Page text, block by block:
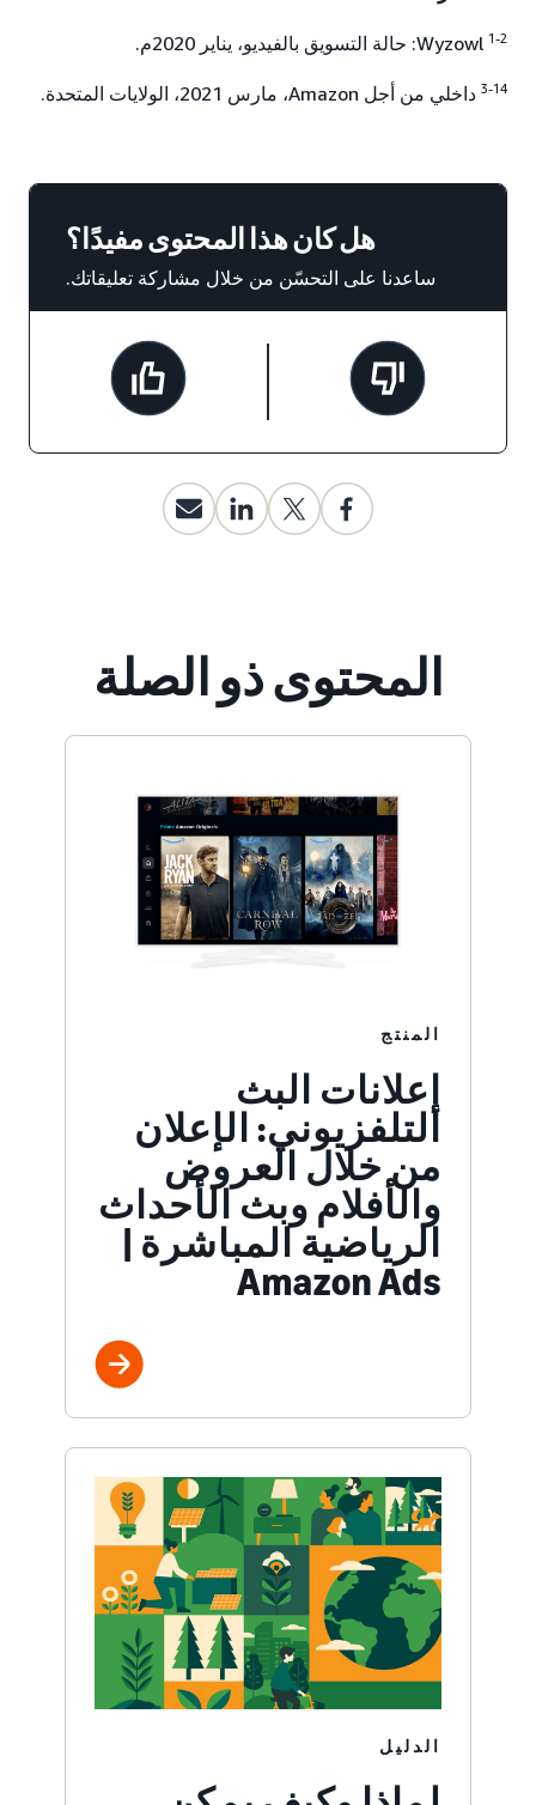
1-2
3-14 داخلي من أجل Amazon، مارس 2021، الولايات المتحدة.
هل كان هذا المحتوى مفيدًا؟
ساعدنا على التحسّن من خلال مشاركة تعليقاتك.
المحتوى ذو الصلة
المنتج
إعلانات البث
التلفزيوني: الإعلان
من خلال العروض
والأفلام وبث الأحداث
الرياضية المباشرة |
Amazon Ads
الدليل